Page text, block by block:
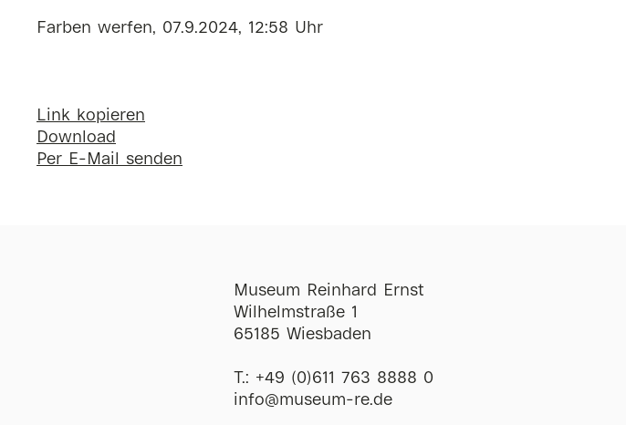
Farben werfen, 07.9.2024, 12:58 Uhr
Link kopieren
Download
Per E-Mail senden
Museum Reinhard Ernst
Wilhelmstraße 1
65185 Wiesbaden
T.: +49 (0)611 763 8888 0
ofni@museum-re de